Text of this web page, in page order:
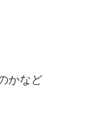
かなど